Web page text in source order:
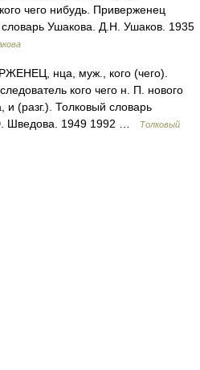
чего нибудь. Приверженец
Ушакова. Д.Н. Ушаков. 1935
нца, муж., кого (чего).
кого чего н. П. нового
(разг.). Толковый словарь
Шведова. 1949 1992 …
Толковый